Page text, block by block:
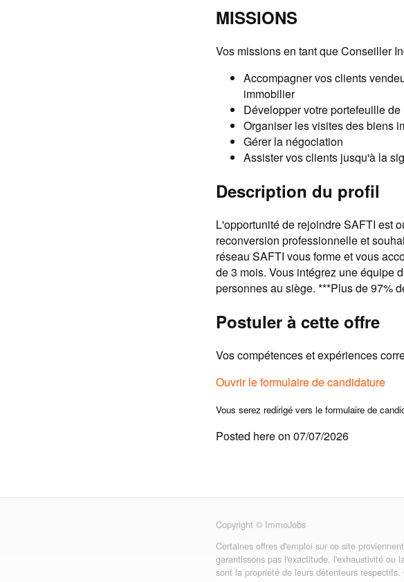
MISSIONS
Vos missions en tant que Conseiller
Accompagner vos clients
immobilier
Développer votre portefeuille
Organiser les visites des biens
Gérer la négociation
Assister vos clients jusqu'à la
Description du profil
L'opportunité de rejoindre SAFTI est
reconversion professionnelle et
réseau SAFTI vous forme et vous
de 3 mois. Vous intégrez une équipe
personnes au siège. ***Plus de 97%
Postuler à cette offre
Vos compétences et expériences
Ouvrir le formulaire de candidature
Vous serez redirigé vers le formulaire de
Posted here on 07/07/2026
Copyright © ImmoJobs
Certaines offres d'emploi sur ce site
garantissons pas l'exactitude, l'exhaustivité ou
sont la propriété de leurs détenteurs